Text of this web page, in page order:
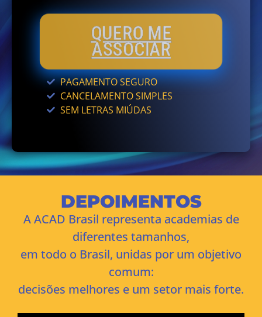
QUERO ME
ASSOCIAR
PAGAMENTO SEGURO
CANCELAMENTO SIMPLES
SEM LETRAS MIÚDAS
DEPOIMENTOS
A ACAD Brasil representa academias de
diferentes tamanhos,
em todo o Brasil, unidas por um objetivo
comum:
decisões melhores e um setor mais forte.